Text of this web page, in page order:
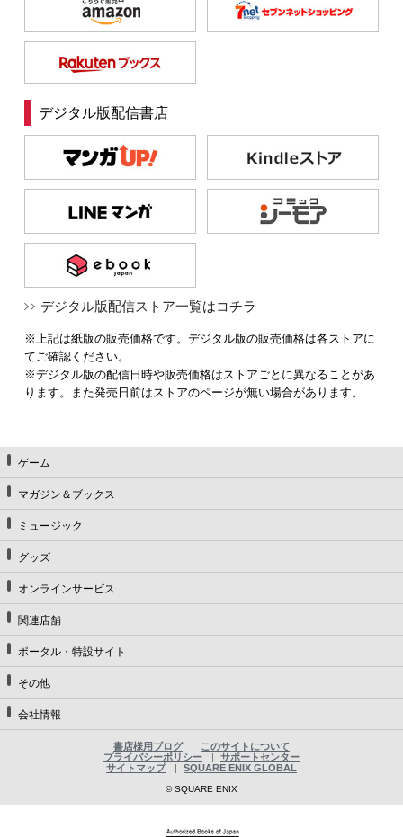
デジタル版配信書店
デジタル版配信ストア一覧はコチラ
※上記は紙版の販売価格です。デジタル版の販売価格は各ストアに
てご確認ください。
※デジタル版の配信日時や販売価格はストアごとに異なることがあ
ります。また発売日前はストアのページが無い場合があります。
ゲーム
マガジン＆ブックス
ミュージック
グッズ
オンラインサービス
関連店舗
ポータル・特設サイト
その他
会社情報
書店様用ブログ
このサイトについて
プライバシーポリシー
サポートセンター
サイトマップ
SQUARE ENIX GLOBAL
© SQUARE ENIX